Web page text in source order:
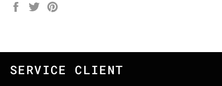
PartagerTweeter
sur
SERVICE CLIENT